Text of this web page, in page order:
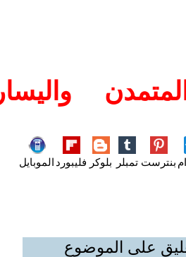
واليسار
بنترست تمبلر بلوكر فليبورد الموبايل
على الموضوع